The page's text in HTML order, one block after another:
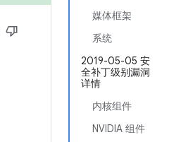
媒体框架
系统
2019-05-05 安
全补丁级别漏洞
详情
内核组件
NVIDIA 组件